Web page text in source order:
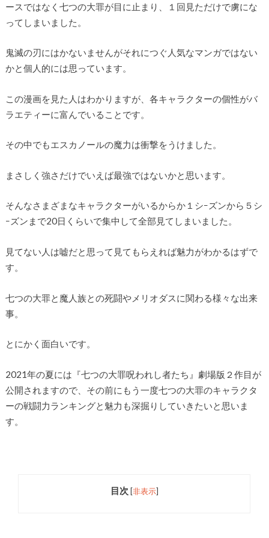
ースではなく七つの大罪が目に止まり、１回見ただけで虜にな
ってしまいました。
鬼滅の刃にはかないませんがそれにつぐ人気なマンガではない
かと個人的には思っています。
この漫画を見た人はわかりますが、各キャラクターの個性がバ
ラエティーに富んでいることです。
その中でもエスカノールの魔力は衝撃をうけました。
まさしく強さだけでいえば最強ではないかと思います。
そんなさまざまなキャラクターがいるからか１シｰズンから５シ
ｰズンまで20日くらいで集中して全部見てしまいました。
見てない人は嘘だと思って見てもらえれば魅力がわかるはずで
す。
七つの大罪と魔人族との死闘やメリオダスに関わる様々な出来
事。
とにかく面白いです。
2021年の夏には『七つの大罪呪われし者たち』劇場版２作目が
公開されますので、その前にもう一度七つの大罪のキャラクタ
ーの戦闘力ランキングと魅力も深掘りしていきたいと思いま
す。
目次 [非表示]